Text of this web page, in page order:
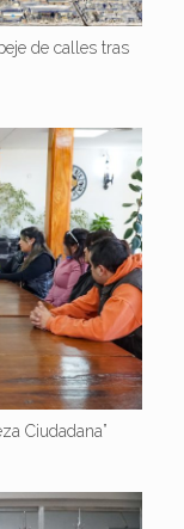
de calles tras
Ciudadana”